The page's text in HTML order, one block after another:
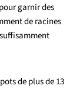
garnir des
de racines
de plus de 13